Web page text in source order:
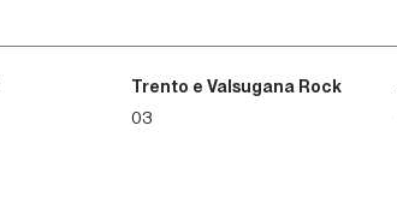
Trento e Valsugana Rock
03